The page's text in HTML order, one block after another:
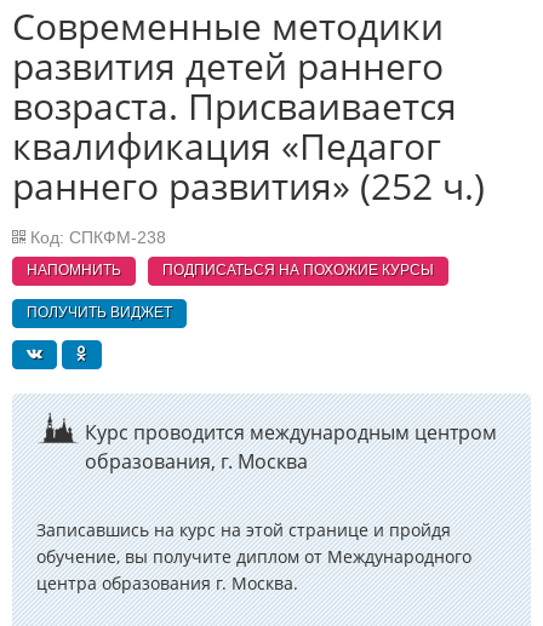
Современные методики
развития детей раннего
возраста. Присваивается
квалификация «Педагог
раннего развития» (252 ч.)
Код: СПКФМ-238
НАПОМНИТЬ ПОДПИСАТЬСЯ НА ПОХОЖИЕКУРСЫ
ПОЛУЧИТЬ ВИДЖЕТ
Курс проводится международным центром
образования, г. Москва
Записавшись на курс на этой странице и пройдя
обучение, вы получите диплом от Международного
центра образования г. Москва.